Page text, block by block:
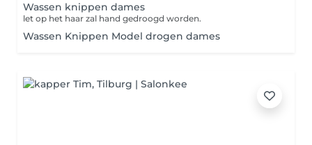
Wassen knippen dames
let op het haar zal hand gedroogd worden.
Wassen Knippen Model drogen dames